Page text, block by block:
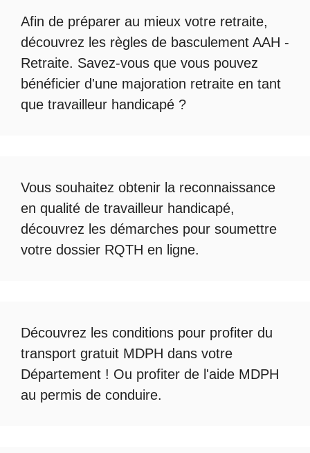
Afin de préparer au mieux votre retraite,
découvrez les règles de basculement AAH -
Retraite. Savez-vous que vous pouvez
bénéficier d'une majoration retraite en tant
que travailleur handicapé ?
Vous souhaitez obtenir la reconnaissance
en qualité de travailleur handicapé,
découvrez les démarches pour soumettre
votre dossier RQTH en ligne.
Découvrez les conditions pour profiter du
transport gratuit MDPH dans votre
Département ! Ou profiter de l'aide MDPH
au permis de conduire.